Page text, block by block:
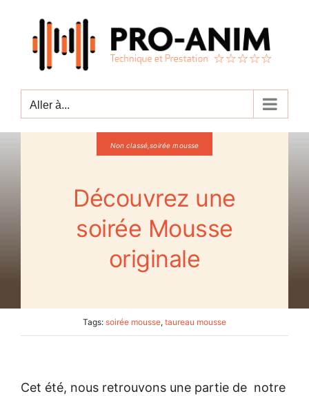
contenu
Aller à...
Non classé,soirée mousse
Découvrez une
soirée Mousse
originale
Tags: soirée mousse, taureau mousse
Cet été, nous retrouvons une partie de notre